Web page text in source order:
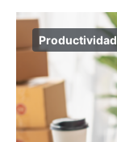
Productividad